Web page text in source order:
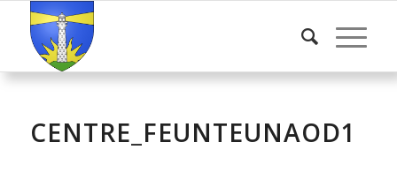
CENTRE_FEUNTEUNAOD1